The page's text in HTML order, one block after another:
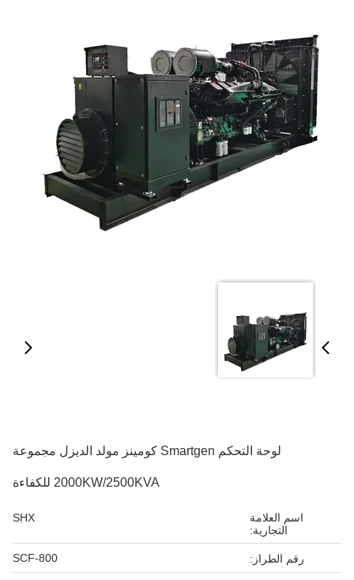
لوحة التحكم Smartgen كومينز مولد الديزل مجموعة
2000KW/2500KVA للكفاءة
اسم العلامة
التجارية:
SHX
رقم الطراز: SCF-800